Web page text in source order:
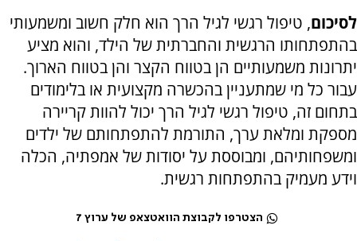
לסיכום, טיפול רגשי לגיל הרך הוא חלק חשוב ומשמעותי
בהתפתחותו הרגשית והחברתית של הילד, והוא מציע
יתרונות משמעותיים הן בטווח הקצר והן בטווח הארוך.
עבור כל מי שמתעניין בהכשרה מקצועית או בלימודים
בתחום זה, טיפול רגשי לגיל הרך יכול להוות קריירה
מספקת ומלאת ערך, התורמת להתפתחותם של ילדים
ומשפחותיהם, ומבוססת על יסודות של אמפתיה, הכלה
וידע מעמיק בהתפתחות רגשית.
הצטרפו לקבוצת הוואטצאפ של ערוץ 7